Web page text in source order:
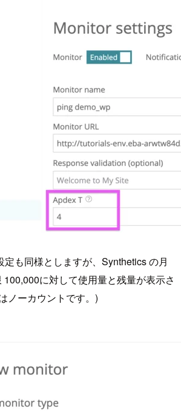
も同様としますが、Synthetics の月
に対して使用量と残量が表示さ
ノーカウントです。)